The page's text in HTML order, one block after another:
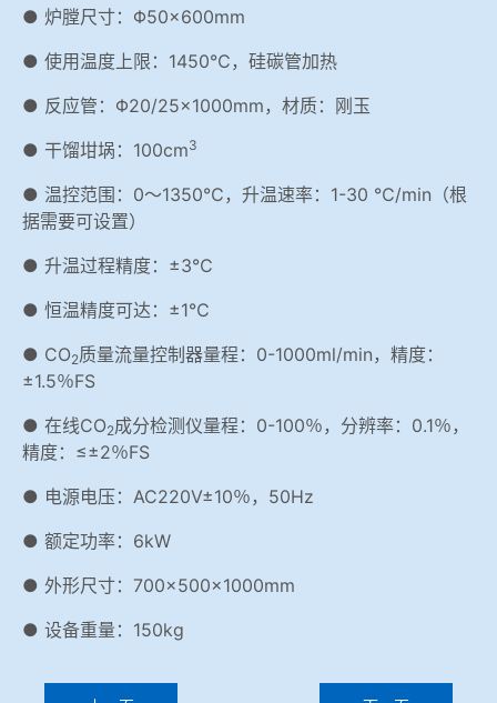
● 炉膛尺寸：Φ50×600mm
● 使用温度上限：1450℃，硅碳管加热
● 反应管：Φ20/25×1000mm，材质：刚玉
● 干馏坩埚：100cm3
● 温控范围：0～1350℃，升温速率：1-30 ℃/min（根
据需要可设置）
● 升温过程精度：±3℃
● 恒温精度可达：±1℃
● CO2质量流量控制器量程：0-1000ml/min，精度：
±1.5％FS
● 在线CO2成分检测仪量程：0-100％，分辨率：0.1％，
精度：≤±2％FS
● 电源电压：AC220V±10％，50Hz
● 额定功率：6kW
● 外形尺寸：700×500×1000mm
● 设备重量：150kg